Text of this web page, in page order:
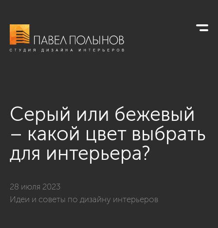
Серый или бежевый
– какой цвет выбрать
для интерьера?
28 июля 2023
Идеи и советы по дизайну интерьеров